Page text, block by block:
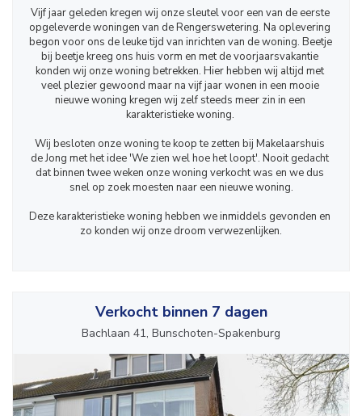
Vijf jaar geleden kregen wij onze sleutel voor een van de eerste
opgeleverde woningen van de Rengerswetering. Na oplevering
begon voor ons de leuke tijd van inrichten van de woning. Beetje
bij beetje kreeg ons huis vorm en met de voorjaarsvakantie
konden wij onze woning betrekken. Hier hebben wij altijd met
veel plezier gewoond maar na vijf jaar wonen in een mooie
nieuwe woning kregen wij zelf steeds meer zin in een
karakteristieke woning.
Wij besloten onze woning te koop te zetten bij Makelaarshuis
de Jong met het idee 'We zien wel hoe het loopt'. Nooit gedacht
dat binnen twee weken onze woning verkocht was en we dus
snel op zoek moesten naar een nieuwe woning.
Deze karakteristieke woning hebben we inmiddels gevonden en
Verkocht binnen 7 dagen
Bachlaan 41, Bunschoten-Spakenburg